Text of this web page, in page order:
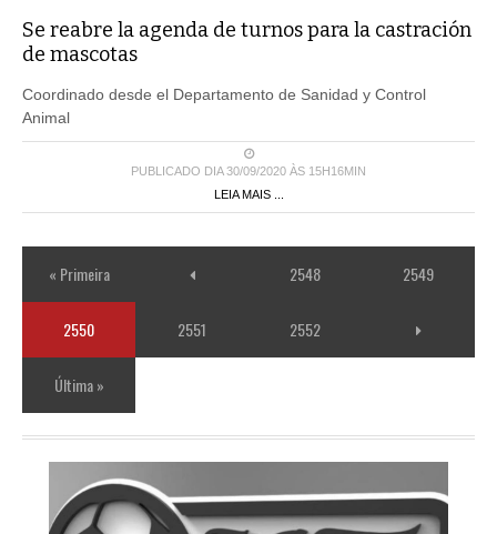
Se reabre la agenda de turnos para la castración
de mascotas
Coordinado desde el Departamento de Sanidad y Control
Animal
PUBLICADO DIA 30/09/2020 ÀS 15H16MIN
LEIA MAIS ...
« Primeira 2548 2549
2550 2551 2552
Última »